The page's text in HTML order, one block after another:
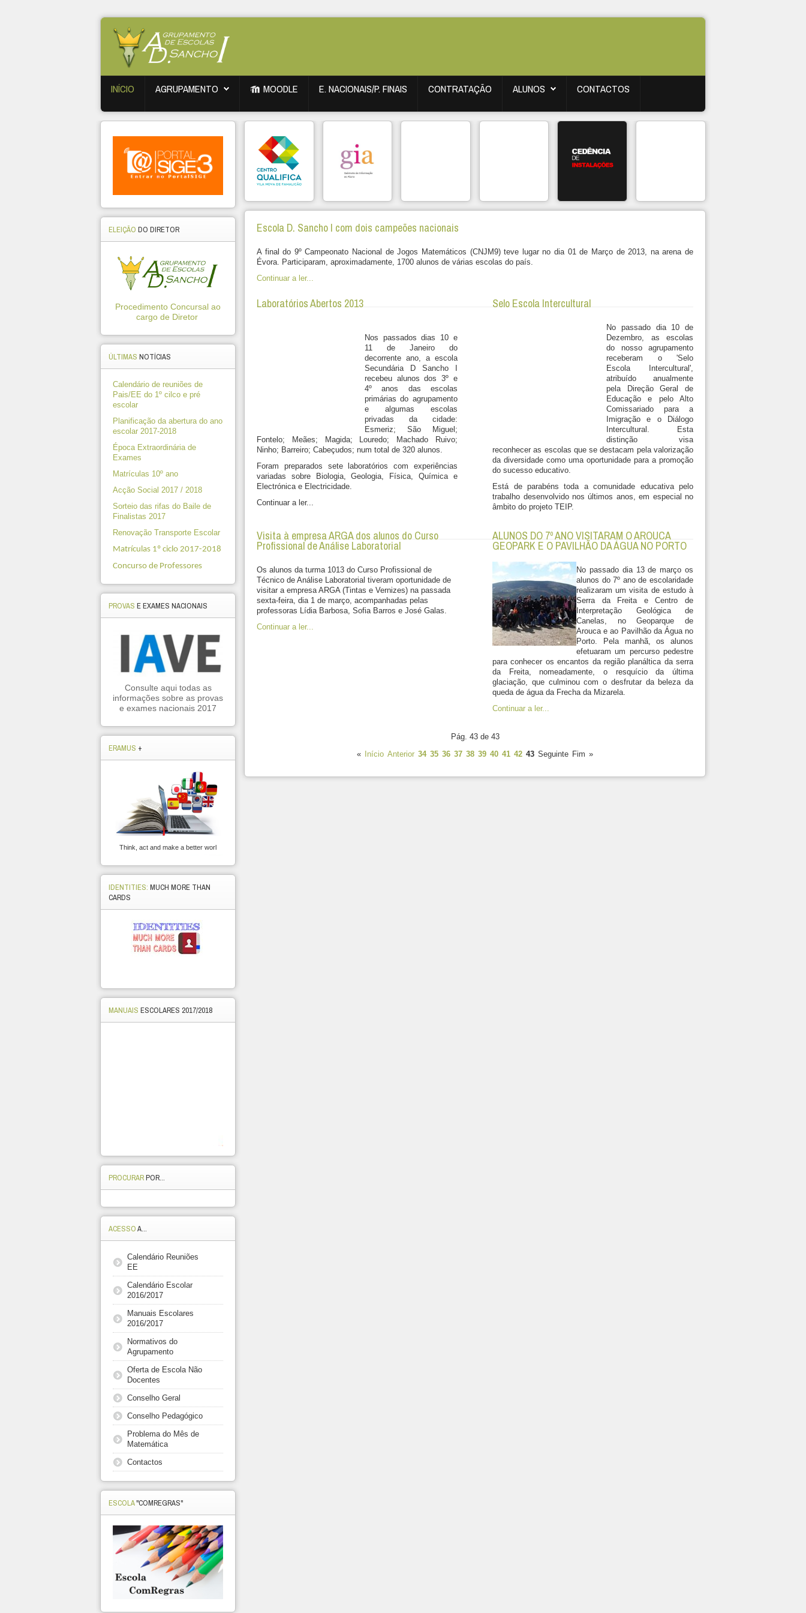
INÍCIO AGRUPAMENTO MOODLE E. NACIONAIS/P. FINAIS CONTRATAÇÃO ALUNOS CONTACTOS
Escola D. Sancho I com dois campeões nacionais
A final do 9º Campeonato Nacional de Jogos Matemáticos (CNJM9) teve lugar no dia 01 de Março de 2013, na arena de
Évora. Participaram, aproximadamente, 1700 alunos de várias escolas do país.
Continuar a ler...
Laboratórios Abertos 2013
Nos passados dias 10 e
11 de Janeiro do
decorrente ano, a escola
Secundária D Sancho I
recebeu alunos dos 3º e
4º anos das escolas
primárias do agrupamento
e algumas escolas
privadas da cidade:
Esmeriz; São Miguel;
Fontelo; Meães; Magida; Louredo; Machado Ruivo;
Ninho; Barreiro; Cabeçudos; num total de 320 alunos.
Foram preparados sete laboratórios com experiências
variadas sobre Biologia, Geologia, Física, Química e
Electrónica e Electricidade.
Continuar a ler...
Selo Escola Intercultural
No passado dia 10 de
Dezembro, as escolas
do nosso agrupamento
receberam o 'Selo
Escola Intercultural',
atribuído anualmente
pela Direção Geral de
Educação e pelo Alto
Comissariado para a
Imigração e o Diálogo
Intercultural. Esta
distinção visa
reconhecer as escolas que se destacam pela valorização
da diversidade como uma oportunidade para a promoção
do sucesso educativo.
Está de parabéns toda a comunidade educativa pelo
trabalho desenvolvido nos últimos anos, em especial no
âmbito do projeto TEIP.
Visita à empresa ARGA dos alunos do Curso
Profissional de Análise Laboratorial
Os alunos da turma 1013 do Curso Profissional de
Técnico de Análise Laboratorial tiveram oportunidade de
visitar a empresa ARGA (Tintas e Vernizes) na passada
sexta-feira, dia 1 de março, acompanhadas pelas
professoras Lídia Barbosa, Sofia Barros e José Galas.
Continuar a ler...
ALUNOS DO 7º ANO VISITARAM O AROUCA
GEOPARK E O PAVILHÃO DA ÁGUA NO PORTO
No passado dia 13 de março os
alunos do 7º ano de escolaridade
realizaram um visita de estudo à
Serra da Freita e Centro de
Interpretação Geológica de
Canelas, no Geoparque de
Arouca e ao Pavilhão da Água no
Porto. Pela manhã, os alunos
efetuaram um percurso pedestre
para conhecer os encantos da região planáltica da serra
da Freita, nomeadamente, o resquício da última
glaciação, que culminou com o desfrutar da beleza da
queda de água da Frecha da Mizarela.
Continuar a ler...
Pág. 43 de 43
«
Início Anterior 34 35 36 37 38 39 40 41 42 43 Seguinte Fim »
ELEIÇÃO DO DIRETOR
Procedimento Concursal ao
cargo de Diretor
ÚLTIMAS NOTÍCIAS
Calendário de reuniões de
Pais/EE do 1º cilco e pré
escolar
Planificação da abertura do ano
escolar 2017-2018
Época Extraordinária de
Exames
Matrículas 10º ano
Acção Social 2017 / 2018
Sorteio das rifas do Baile de
Finalistas 2017
Renovação Transporte Escolar
Matrículas 1º ciclo 2017-2018
Concurso de Professores
PROVAS E EXAMES NACIONAIS
Consulte aqui todas as
informações sobre as provas
e exames nacionais 2017
ERAMUS +
Think, act and make a better worl
IDENTITIES: MUCH MORE THAN
CARDS
MANUAIS ESCOLARES 2017/2018
PROCURARPOR...
ACESSOA...
Calendário Reuniões
EE
Calendário Escolar
2016/2017
Manuais Escolares
2016/2017
Normativos do
Agrupamento
Oferta de Escola Não
Docentes
Conselho Geral
Conselho Pedagógico
Problema do Mês de
Matemática
Contactos
ESCOLA"COMREGRAS"